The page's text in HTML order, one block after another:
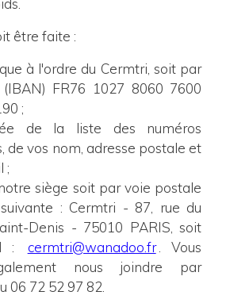
être faite :
à l'ordre du Cermtri, soit par
FR76 1027 8060 7600
;
de la liste des numéros
de vos nom, adresse postale et
;
siège soit par voie postale
: Cermtri - 87, rue du
Denis - 75010 PARIS, soit
:
cermtri@wanadoo.fr . Vous
nous joindre par
06 72 52 97 82.